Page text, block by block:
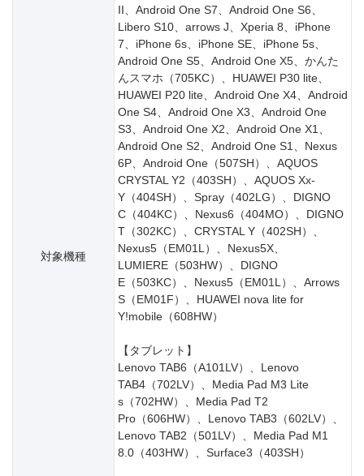
対象機種
II、Android One S7、Android One S6、
Libero S10、arrows J、Xperia 8、iPhone
7、iPhone 6s、iPhone SE、iPhone 5s、
Android One S5、Android One X5、かんた
んスマホ（705KC）、HUAWEI P30 lite、
HUAWEI P20 lite、Android One X4、Android
One S4、Android One X3、Android One
S3、Android One X2、Android One X1、
Android One S2、Android One S1、Nexus
6P、Android One（507SH）、AQUOS
CRYSTAL Y2（403SH）、AQUOS Xx-
Y（404SH）、Spray（402LG）、DIGNO
C（404KC）、Nexus6（404MO）、DIGNO
T（302KC）、CRYSTAL Y（402SH）、
Nexus5（EM01L）、Nexus5X、
LUMIERE（503HW）、DIGNO
E（503KC）、Nexus5（EM01L）、Arrows
S（EM01F）、HUAWEI nova lite for
Y!mobile（608HW）
【タブレット】
Lenovo TAB6（A101LV）、Lenovo
TAB4（702LV）、Media Pad M3 Lite
s（702HW）、Media Pad T2
Pro（606HW）、Lenovo TAB3（602LV）、
Lenovo TAB2（501LV）、Media Pad M1
8.0（403HW）、Surface3（403SH）